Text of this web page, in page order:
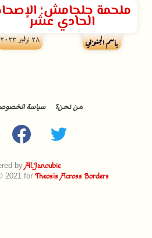
ملحمة جلجامش؛
الحادي عشر
باسم الجنوبي ۲۸ نوفمبر ۲۰۲۳
by Al.Janoubie
2021 for Theosis Across Borders
من نحن؟ سياسة